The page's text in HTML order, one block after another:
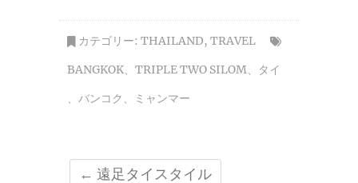
カテゴリー: THAILAND, TRAVEL
BANGKOK、 TRIPLE TWO SILOM、
タイ
、 バンコク 、 ミャンマー
← 遠足タイスタイル